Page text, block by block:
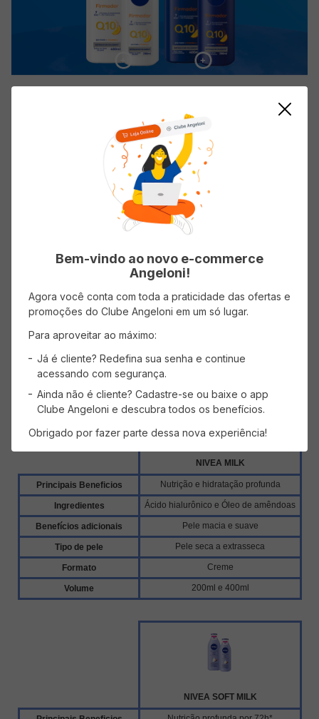
Bem-vindo ao novo e-commerce
Angeloni!
Agora você conta com toda a praticidade das ofertas e
promoções do Clube Angeloni em um só lugar.
Para aproveitar ao máximo:
Já é cliente? Redefina sua senha e continue
acessando com segurança.
Ainda não é cliente? Cadastre-se ou baixe o app
Clube Angeloni e descubra todos os benefícios.
Obrigado por fazer parte dessa nova experiência!